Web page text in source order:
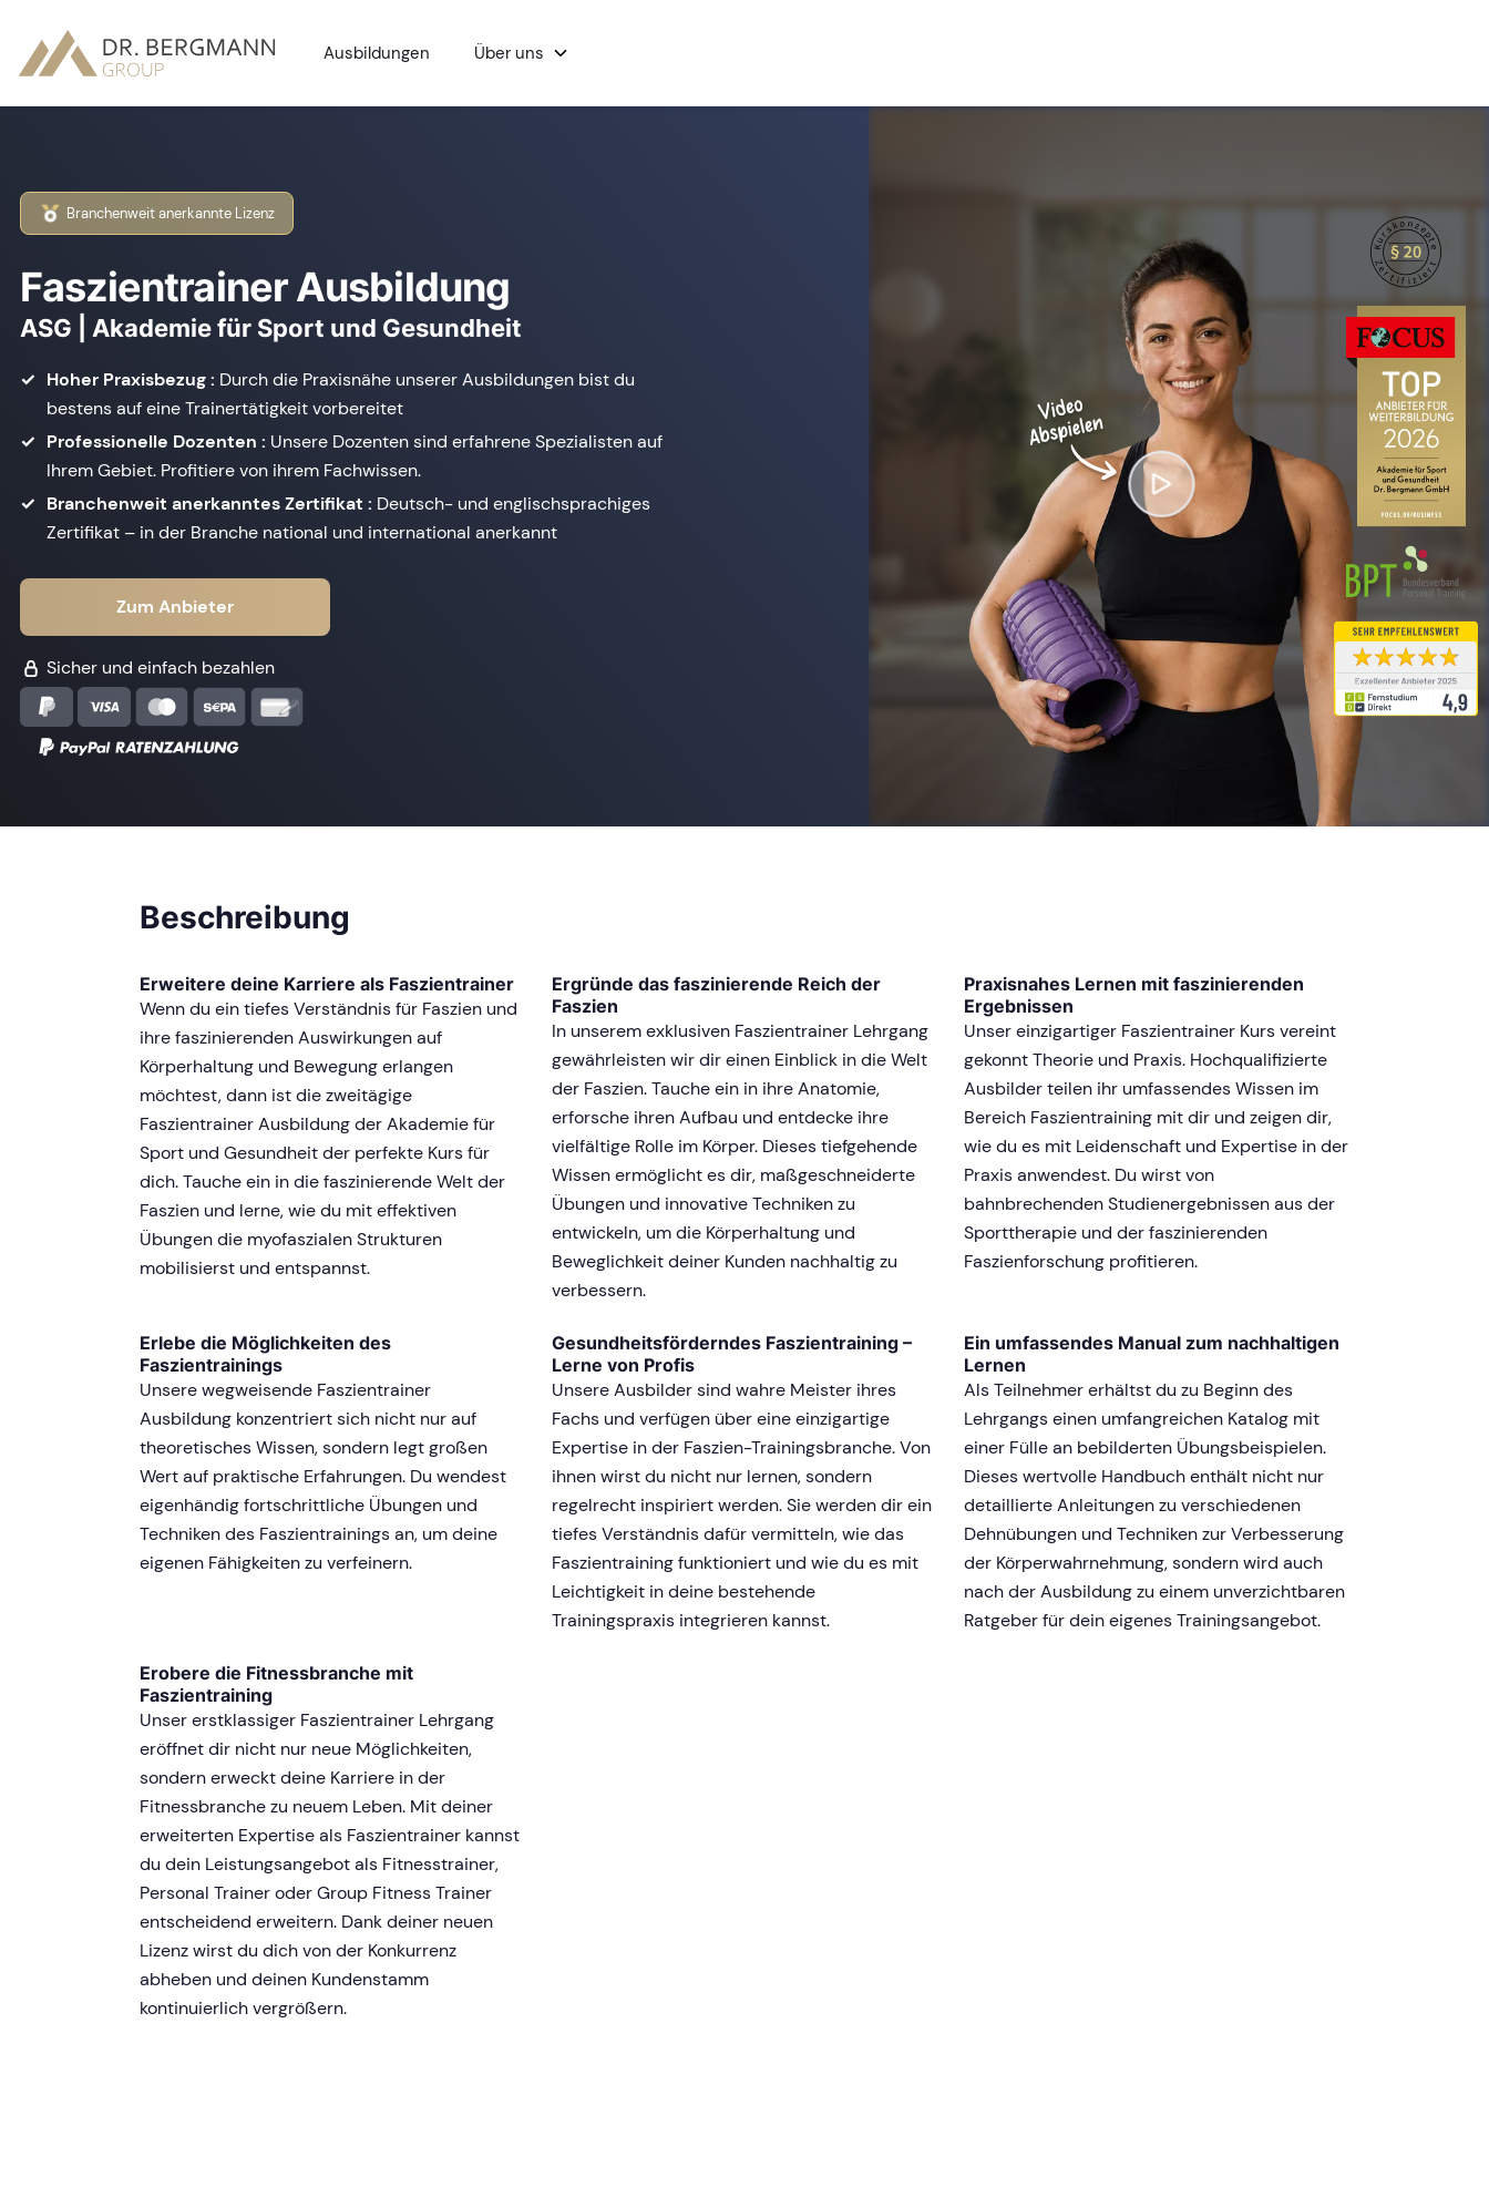
Ausbildungen Über uns
Branchenweit anerkannte Lizenz
Faszientrainer Ausbildung
ASG | Akademie für Sport und Gesundheit
Hoher Praxisbezug : Durch die Praxisnähe unserer Ausbildungen bist du
bestens auf eine Trainertätigkeit vorbereitet
Professionelle Dozenten : Unsere Dozenten sind erfahrene Spezialisten auf
Ihrem Gebiet. Profitiere von ihrem Fachwissen.
Branchenweit anerkanntes Zertifikat : Deutsch- und englischsprachiges
Zertifikat – in der Branche national und international anerkannt
Zum Anbieter
Sicher und einfach bezahlen
Beschreibung
Erweitere deine Karriere als Faszientrainer
Wenn du ein tiefes Verständnis für Faszien und
ihre faszinierenden Auswirkungen auf
Körperhaltung und Bewegung erlangen
möchtest, dann ist die zweitägige
Faszientrainer Ausbildung der Akademie für
Sport und Gesundheit der perfekte Kurs für
dich. Tauche ein in die faszinierende Welt der
Faszien und lerne, wie du mit effektiven
Übungen die myofaszialen Strukturen
mobilisierst und entspannst.
Ergründe das faszinierende Reich der
Faszien
In unserem exklusiven Faszientrainer Lehrgang
gewährleisten wir dir einen Einblick in die Welt
der Faszien. Tauche ein in ihre Anatomie,
erforsche ihren Aufbau und entdecke ihre
vielfältige Rolle im Körper. Dieses tiefgehende
Wissen ermöglicht es dir, maßgeschneiderte
Übungen und innovative Techniken zu
entwickeln, um die Körperhaltung und
Beweglichkeit deiner Kunden nachhaltig zu
verbessern.
Praxisnahes Lernen mit faszinierenden
Ergebnissen
Unser einzigartiger Faszientrainer Kurs vereint
gekonnt Theorie und Praxis. Hochqualifizierte
Ausbilder teilen ihr umfassendes Wissen im
Bereich Faszientraining mit dir und zeigen dir,
wie du es mit Leidenschaft und Expertise in der
Praxis anwendest. Du wirst von
bahnbrechenden Studienergebnissen aus der
Sporttherapie und der faszinierenden
Faszienforschung profitieren.
Erlebe die Möglichkeiten des
Faszientrainings
Unsere wegweisende Faszientrainer
Ausbildung konzentriert sich nicht nur auf
theoretisches Wissen, sondern legt großen
Wert auf praktische Erfahrungen. Du wendest
eigenhändig fortschrittliche Übungen und
Techniken des Faszientrainings an, um deine
eigenen Fähigkeiten zu verfeinern.
Gesundheitsförderndes Faszientraining –
Lerne von Profis
Unsere Ausbilder sind wahre Meister ihres
Fachs und verfügen über eine einzigartige
Expertise in der Faszien-Trainingsbranche. Von
ihnen wirst du nicht nur lernen, sondern
regelrecht inspiriert werden. Sie werden dir ein
tiefes Verständnis dafür vermitteln, wie das
Faszientraining funktioniert und wie du es mit
Leichtigkeit in deine bestehende
Trainingspraxis integrieren kannst.
Ein umfassendes Manual zum nachhaltigen
Lernen
Als Teilnehmer erhältst du zu Beginn des
Lehrgangs einen umfangreichen Katalog mit
einer Fülle an bebilderten Übungsbeispielen.
Dieses wertvolle Handbuch enthält nicht nur
detaillierte Anleitungen zu verschiedenen
Dehnübungen und Techniken zur Verbesserung
der Körperwahrnehmung, sondern wird auch
nach der Ausbildung zu einem unverzichtbaren
Ratgeber für dein eigenes Trainingsangebot.
Erobere die Fitnessbranche mit
Faszientraining
Unser erstklassiger Faszientrainer Lehrgang
eröffnet dir nicht nur neue Möglichkeiten,
sondern erweckt deine Karriere in der
Fitnessbranche zu neuem Leben. Mit deiner
erweiterten Expertise als Faszientrainer kannst
du dein Leistungsangebot als Fitnesstrainer,
Personal Trainer oder Group Fitness Trainer
entscheidend erweitern. Dank deiner neuen
Lizenz wirst du dich von der Konkurrenz
abheben und deinen Kundenstamm
kontinuierlich vergrößern.